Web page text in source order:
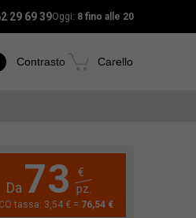
29 69 39Oggi: 8 fino alle 20
Contrasto Carello
Da 73
€
pz.
tassa: 3,54 € = 76,54 €